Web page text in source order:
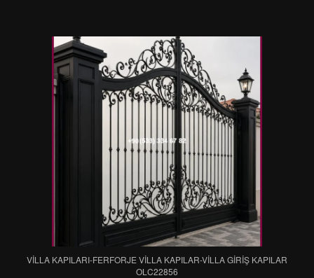
VİLLA KAPILARI-FERFORJE VİLLA KAPILAR-VİLLA GİRİŞ KAPILAR
OLC22856